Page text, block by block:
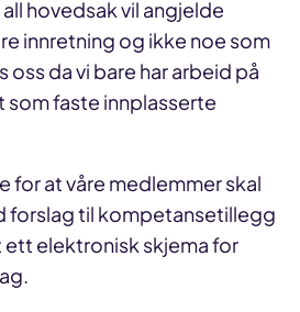
hovedsak vil angjelde
innretning og ikke noe som
oss da vi bare har arbeid på
som faste innplasserte
for at våre medlemmer skal
forslag til kompetansetillegg
ett elektronisk skjema for